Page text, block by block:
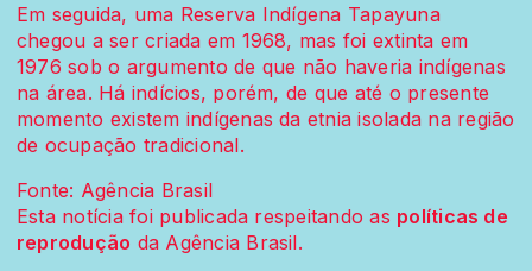
Em seguida, uma Reserva Indígena Tapayuna
chegou a ser criada em 1968, mas foi extinta em
1976 sob o argumento de que não haveria indígenas
na área. Há indícios, porém, de que até o presente
momento existem indígenas da etnia isolada na região
de ocupação tradicional.
Fonte: Agência Brasil
Esta notícia foi publicada respeitando as políticas de
reprodução da Agência Brasil.